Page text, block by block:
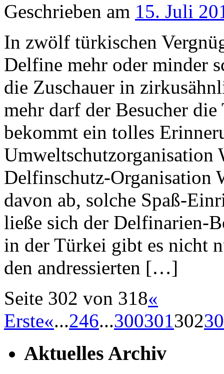
Geschrieben am 15. Juli
In zwölf türkischen
Delfine mehr oder minder
die Zuschauer in
mehr darf der Besucher
bekommt ein tolles
Umweltschutzorganisation
Delfinschutz-Organisation
davon ab, solche Spaß-
ließe sich der Delfinarien-
in der Türkei gibt es nicht
den andressierten […]
Seite 302 von 318«
Erste«...246...300301302
Aktuelles Archiv